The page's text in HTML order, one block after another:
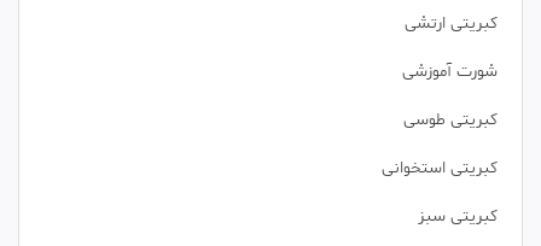
کبریتی ارتشی
شورت آموزشی
کبریتی طوسی
کبریتی استخوانی
کبریتی سبز